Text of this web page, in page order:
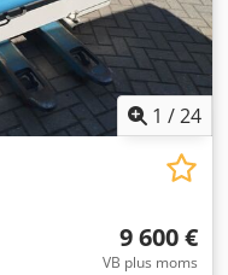
1 /24
9 600 €
VB plus moms